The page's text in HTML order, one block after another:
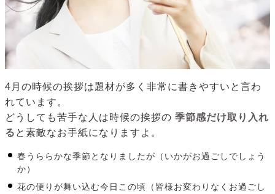
4月の時候の挨拶は題材が多く非常に書きやすいと言わ
れています。
どうしても苦手な人は時候の挨拶の 季節感だけ取り入れ
る と素敵なお手紙になりますよ。
春うららかな季節となりましたが（いかがお過ごしでしょう
か）
花の便りが舞い込む今日この頃（皆様お変わりなくお過ごし